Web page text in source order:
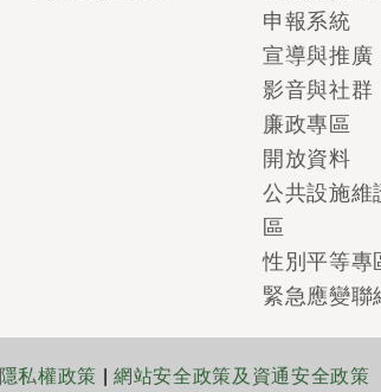
申報系統
宣導與推廣
影音與社群
廉政專區
開放資料
公共設施維
區
性別平等專
緊急應變聯
隱私權政策 |網站安全政策及資通安全政策